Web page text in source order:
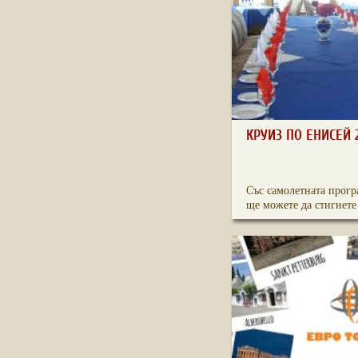
КРУИЗ ПО ЕНИСЕЙ
Със самолетната
ще можете да